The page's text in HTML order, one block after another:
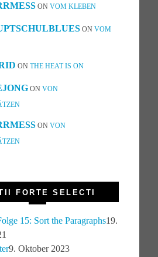
ON VOM KLEBEN
ON VOM
ON THE HEAT IS ON
ON VON
ON VON
FORTE SELECTI
15: Sort the Paragraphs19.
9. Oktober 2023